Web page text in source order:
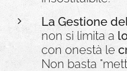
La Gestione
non si limita a
con onestà le
Non basta